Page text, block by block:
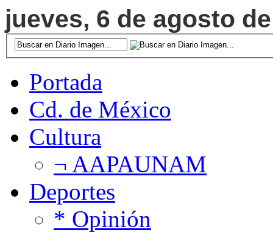
jueves, 6 de agosto
Portada
Cd. de México
Cultura
¬ AAPAUNAM
Deportes
* Opinión